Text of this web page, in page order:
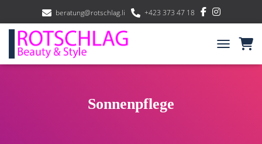
beratung@rotschlag.li +423 373 47 18
Sonnenpflege